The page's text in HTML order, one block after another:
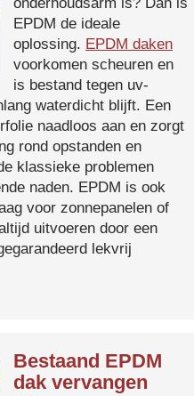
EPDM de ideale
oplossing. EPDM daken
voorkomen scheuren en
is bestand tegen uv-
waterdicht blijft. Een
naadloos aan en zorgt
rond opstanden en
klassieke problemen
naden. EPDM is ook
voor zonnepanelen of
uitvoeren door een
lekvrij
Bestaand EPDM
dak vervangen